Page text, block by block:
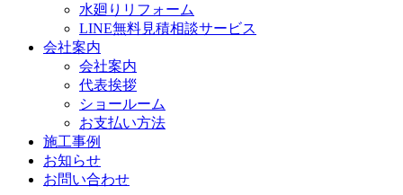
水廻りリフォーム
LINE無料見積相談サービス
会社案内
会社案内
代表挨拶
ショールーム
お支払い方法
施工事例
お知らせ
お問い合わせ